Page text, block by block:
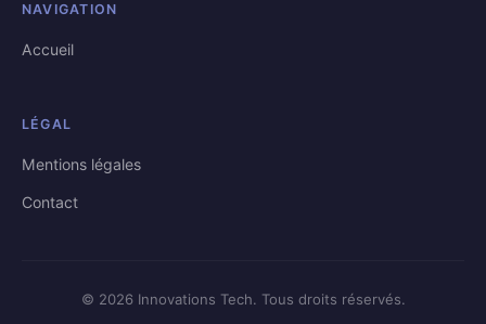
NAVIGATION
Accueil
LÉGAL
Mentions légales
Contact
© 2026 Innovations Tech. Tous droits réservés.